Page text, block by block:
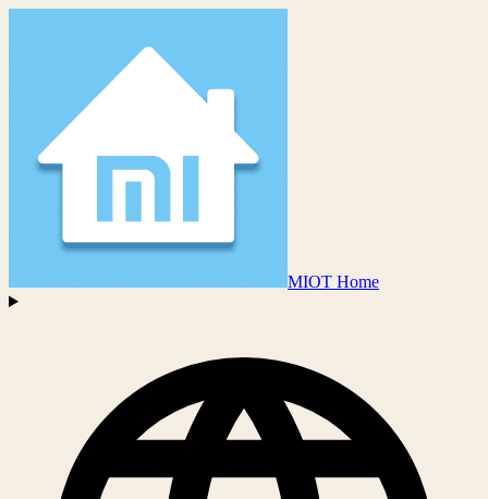
MIOT Home